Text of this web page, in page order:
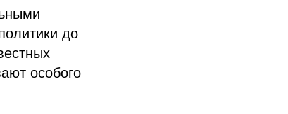
до
особого